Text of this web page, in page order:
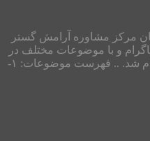
مرکز مشاوره آرامش گستر
و با موضوعات مختلف در
ایام نوروز ۹۹ و قرنطینه خانگی انجام شد. .. فهرست موضوعات: ۱-